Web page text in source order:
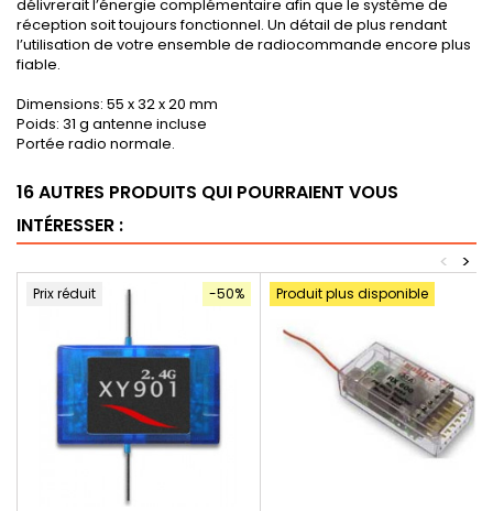
délivrerait l’énergie complémentaire afin que le système de
réception soit toujours fonctionnel. Un détail de plus rendant
l’utilisation de votre ensemble de radiocommande encore plus
fiable.
Dimensions: 55 x 32 x 20 mm
Poids: 31 g antenne incluse
Portée radio normale.
16 AUTRES PRODUITS QUI POURRAIENT VOUS
INTÉRESSER :
>
<
-50%
Prix réduit Produit plus disponible